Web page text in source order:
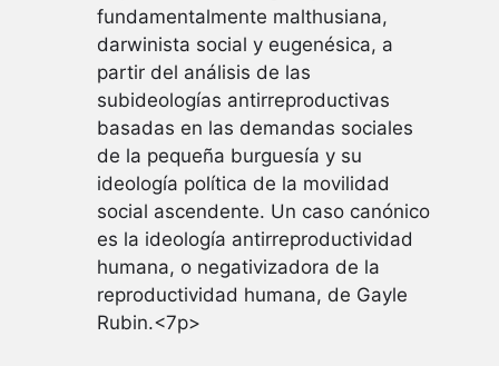
fundamentalmente malthusiana,
darwinista social y eugenésica, a
partir del análisis de las
subideologías antirreproductivas
basadas en las demandas sociales
de la pequeña burguesía y su
ideología política de la movilidad
social ascendente. Un caso canónico
es la ideología antirreproductividad
humana, o negativizadora de la
reproductividad humana, de Gayle
Rubin.<7p>